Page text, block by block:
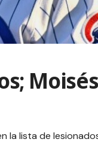
Moisés
la lista de